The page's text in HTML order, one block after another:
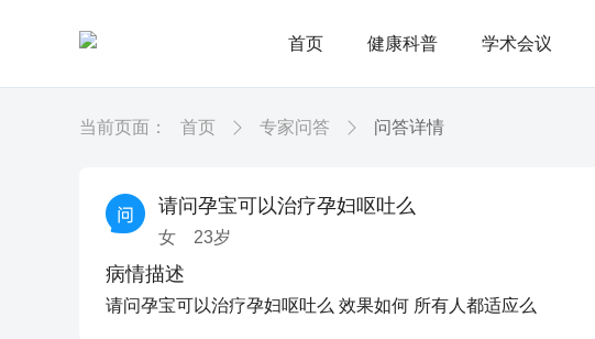
首页 健康科普 学术会议
当前页面： 首页 专家问答 问答详情
请问孕宝可以治疗孕妇呕吐么
女 23岁
病情描述
请问孕宝可以治疗孕妇呕吐么 效果如何 所有人都适应么